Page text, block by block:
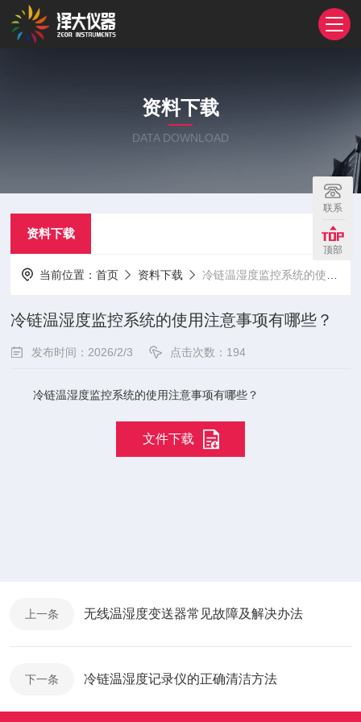
资料下载
DATA DOWNLOAD
资料下载
当前位置：首页 资料下载 冷链温湿度监控系统的使用注意事项有哪些？
冷链温湿度监控系统的使用注意事项有哪些？
发布时间：2026/2/3 点击次数：194
冷链温湿度监控系统的使用注意事项有哪些？
文件下载
上一条 无线温湿度变送器常见故障及解决办法
下一条 冷链温湿度记录仪的正确清洁方法
联系
顶部